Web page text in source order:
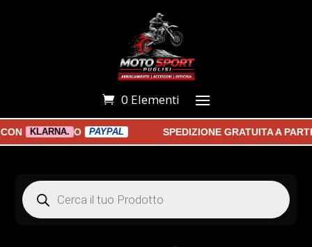
0 Elementi
KLARNA. O PAYPAL SPEDIZIONE GRATUITA A
Products
search